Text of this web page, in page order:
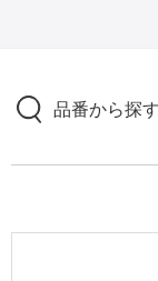
壁紙
品番から探す